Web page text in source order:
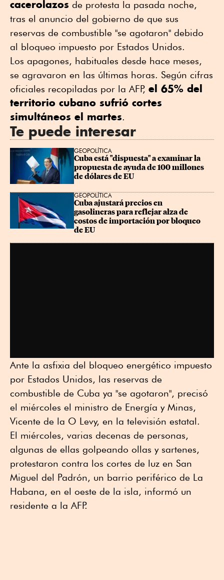
cacerolazos de protesta la pasada noche,
tras el anuncio del gobierno de que sus
reservas de combustible "se agotaron" debido
al bloqueo impuesto por Estados Unidos.
Los apagones, habituales desde hace meses,
se agravaron en las últimas horas. Según cifras
oficiales recopiladas por la AFP, el 65% del
territorio cubano sufrió cortes
simultáneos el martes.
Te puede interesar
GEOPOLÍTICA
Cuba está "dispuesta" a examinar la
propuesta de ayuda de 100 millones
de dólares de EU
GEOPOLÍTICA
Cuba ajustará precios en
gasolineras para reflejar alza de
costos de importación por bloqueo
de EU
Ante la asfixia del bloqueo energético impuesto
por Estados Unidos, las reservas de
combustible de Cuba ya "se agotaron", precisó
el miércoles el ministro de Energía y Minas,
Vicente de la O Levy, en la televisión estatal.
El miércoles, varias decenas de personas,
algunas de ellas golpeando ollas y sartenes,
protestaron contra los cortes de luz en San
Miguel del Padrón, un barrio periférico de La
Habana, en el oeste de la isla, informó un
residente a la AFP.